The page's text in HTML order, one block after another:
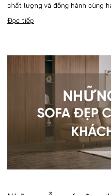
chất lượng và đồng hành cùng
Đọc tiếp